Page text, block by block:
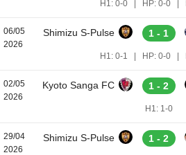
H1: 0-0 HP: 0-0
06/05
2026
Shimizu S-Pulse 1 - 1
H1: 0-1 HP: 0-0
02/05
2026
Kyoto Sanga FC 1 - 2
H1: 1-0
29/04
2026
Shimizu S-Pulse 1 - 2